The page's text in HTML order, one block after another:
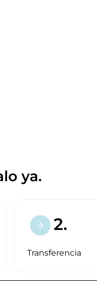
ya.
arrow_forward 2.
Transferencia